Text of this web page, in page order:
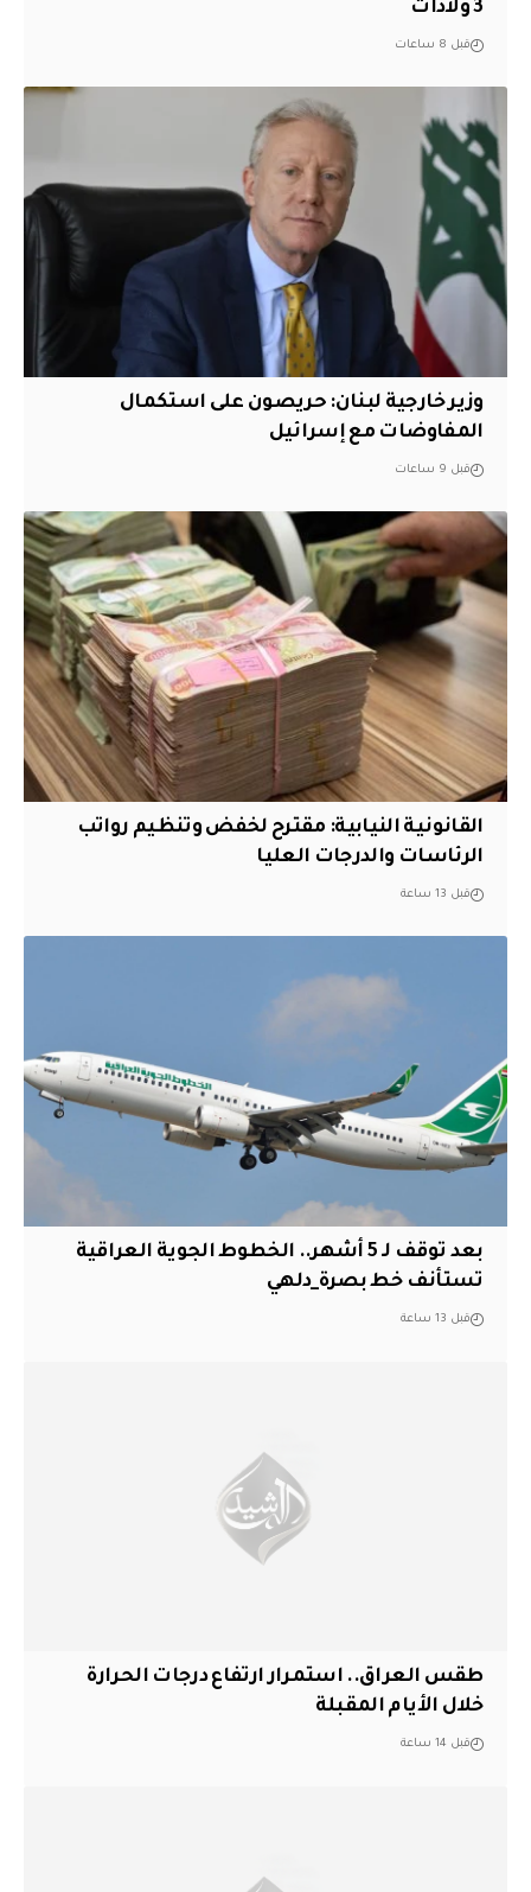
3 ولادات
قبل 8 ساعات
وزير خارجية لبنان: حريصون على استكمال
المفاوضات مع إسرائيل
قبل 9 ساعات
القانونية النيابية: مقترح لخفض وتنظيم رواتب
الرئاسات والدرجات العليا
قبل 13 ساعة
بعد توقف لـ 5 أشهر.. الخطوط الجوية العراقية
تستأنف خط بصرة_دلهي
قبل 13 ساعة
طقس العراق.. استمرار ارتفاع درجات الحرارة
خلال الأيام المقبلة
قبل 14 ساعة